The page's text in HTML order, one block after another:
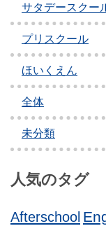
サタデースクー
プリスクール
ほいくえん
全体
未分類
人気のタグ
Afterschool